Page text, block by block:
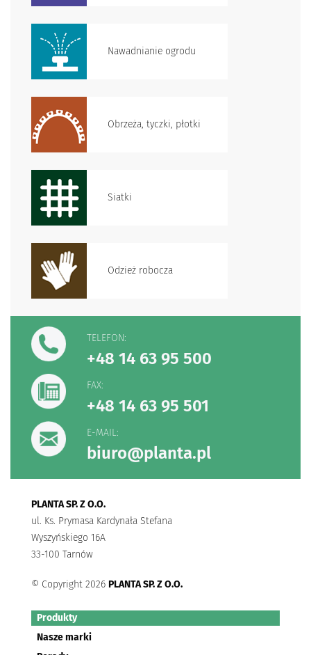
Nawadnianie ogrodu
Obrzeża, tyczki, płotki
Siatki
Odzież robocza
TELEFON:
+48 14 63 95 500
FAX:
+48 14 63 95 501
E-MAIL:
biuro@planta.pl
PLANTA SP. Z O.O.
ul. Ks. Prymasa Kardynała Stefana
Wyszyńskiego 16A
33-100 Tarnów
© Copyright 2026 PLANTA SP. Z O.O.
Produkty
Nasze marki